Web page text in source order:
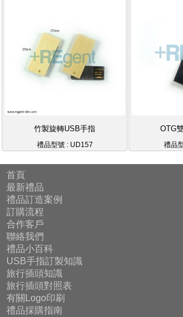
竹製旋轉USB手指
禮品型號 : UD157
OTG
禮品
首頁
最新禮品
禮品訂造案例
訂購流程
合作客戶
聯絡我們
禮品小百科
USB手指訂製知識
旅行插頭知識
旅行插頭對照表
有關Logo印刷
禮品採購指南